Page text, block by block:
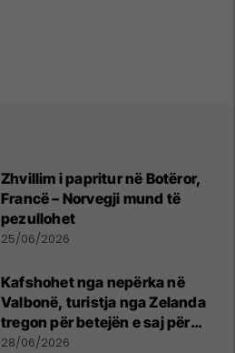
Zhvillim i papritur në Botëror,
Francë – Norvegji mund të
pezullohet
25/06/2026
Kafshohet nga nepërka në
Valbonë, turistja nga Zelanda
tregon për betejën e saj për
mbijetesë
28/06/2026